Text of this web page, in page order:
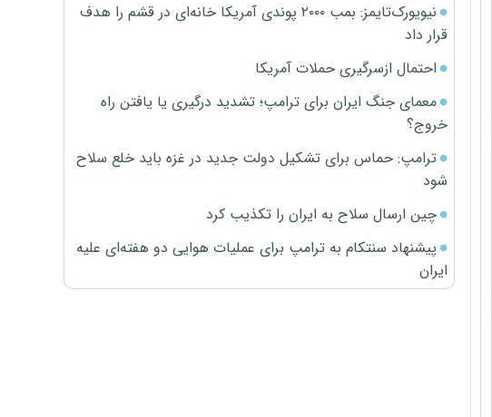
نیویورک‌تایمز: بمب ۲۰۰۰ پوندی آمریکا خانه‌ای در قشم را هدف
قرار داد
احتمال ازسرگیری حملات آمریکا
معمای جنگ ایران برای ترامپ؛ تشدید درگیری یا یافتن راه
خروج؟
ترامپ: حماس برای تشکیل دولت جدید در غزه باید خلع سلاح
شود
چین ارسال سلاح به ایران را تکذیب کرد
پیشنهاد سنتکام به ترامپ برای عملیات هوایی دو هفته‌ای علیه
ایران